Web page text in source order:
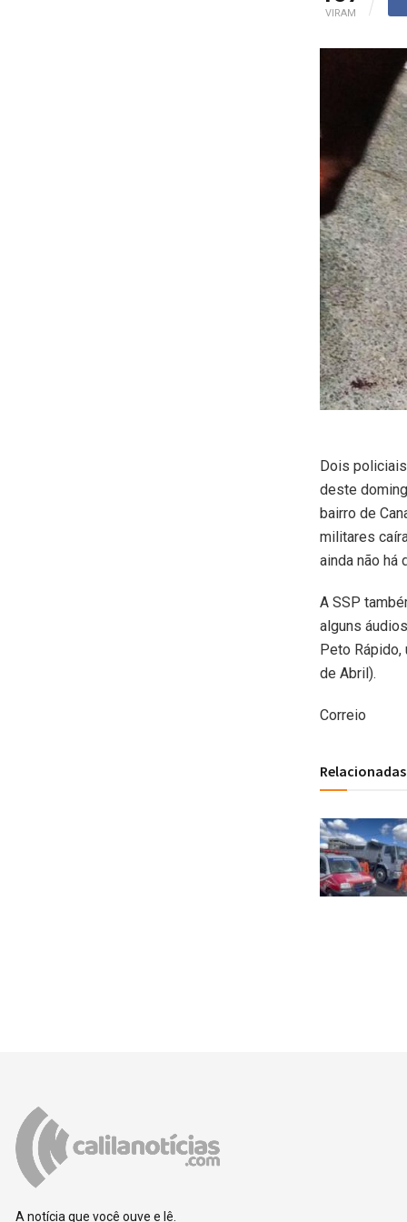
VIRAM
Dois
deste
bairro de
militares
ainda não há
A SSP
alguns
Peto
de Abril).
Correio
Relacionadas
A notícia que você ouve e lê.